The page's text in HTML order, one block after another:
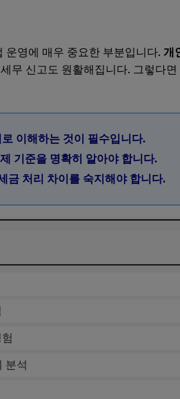
운영에 매우 중요한 부분입니다. 개
무 신고도 원활해집니다. 그렇다
이해하는 것이 필수입니다.
기준을 명확히 알아야 합니다.
금 처리 차이를 숙지해야 합니다.
분석